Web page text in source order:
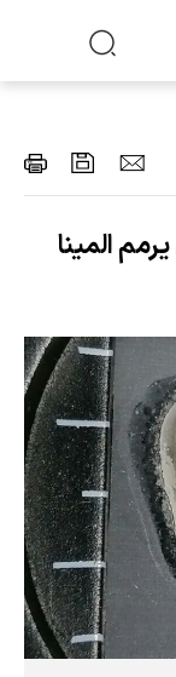
المينا